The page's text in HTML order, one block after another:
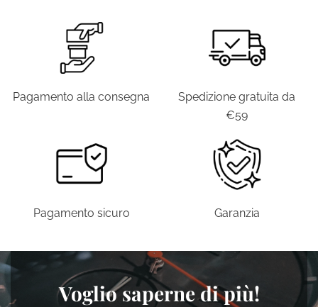
Pagamento alla consegna
Spedizione gratuita da
€59
Pagamento sicuro Garanzia
Voglio saperne di più!